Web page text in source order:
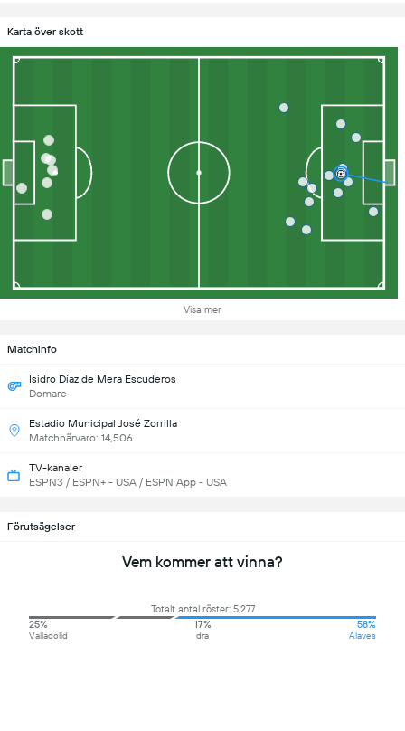
Karta över skott
Visa mer
Matchinfo
Isidro Díaz de Mera Escuderos
Domare
Estadio Municipal José Zorrilla
Matchnärvaro: 14,506
TV-kanaler
ESPN3 / ESPN+ - USA / ESPN App - USA
Förutsägelser
Vem kommer att vinna?
Totalt antal röster: 5,277
25%
Valladolid
17%
dra
58%
Alaves